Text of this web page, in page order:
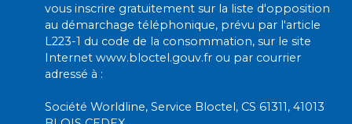
vous inscrire gratuitement sur la liste d'opposition
au démarchage téléphonique, prévu par l'article
L223-1 du code de la consommation, sur le site
Internet www.bloctel.gouv.fr ou par courrier
adressé à :
Société Worldline, Service Bloctel, CS 61311, 41013